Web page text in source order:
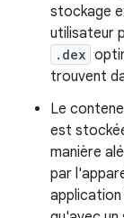
stockage
utilisateur
.dex
trouvent
Le
est
manière
par